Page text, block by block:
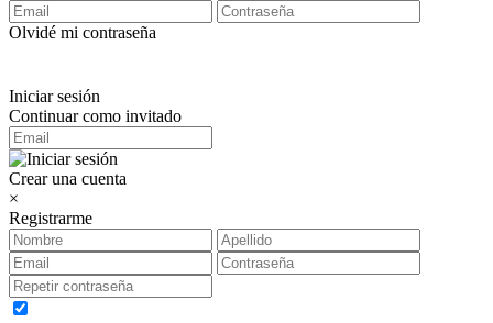
Olvidé mi contraseña
Iniciar sesión
Continuar como invitado
Crear una cuenta
×
Registrarme